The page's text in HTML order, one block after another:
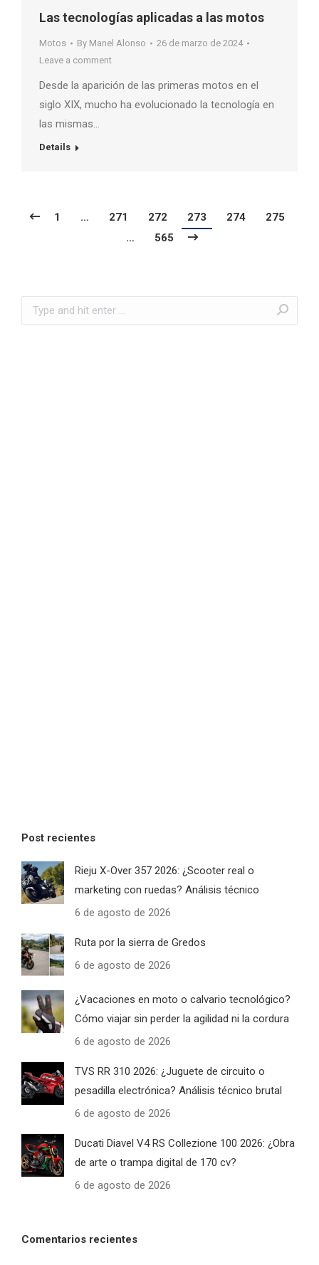
Las tecnologías aplicadas a las motos
Motos By Manel Alonso
26 de marzo de 2024
Leave a comment
Desde la aparición de las primeras motos en el
siglo XIX, mucho ha evolucionado la tecnología en
las mismas…
Details
1 … 271 272 273 274
275
…
565
Search:
Post recientes
Rieju X-Over 357 2026: ¿Scooter real o
marketing con ruedas? Análisis técnico
6 de agosto de 2026
Ruta por la sierra de Gredos
6 de agosto de 2026
¿Vacaciones en moto o calvario tecnológico?
Cómo viajar sin perder la agilidad ni la cordura
6 de agosto de 2026
TVS RR 310 2026: ¿Juguete de circuito o
pesadilla electrónica? Análisis técnico brutal
6 de agosto de 2026
Ducati Diavel V4 RS Collezione 100 2026: ¿Obra
de arte o trampa digital de 170 cv?
6 de agosto de 2026
Comentarios recientes